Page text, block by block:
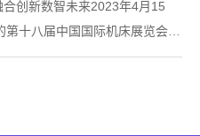
创新数智未来2023年4月15
第十八届中国国际机床展览会
览中心（顺义馆）盛大圆满落